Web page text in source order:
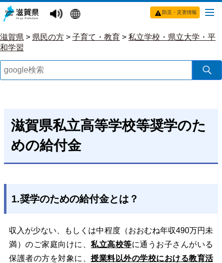
防災・災害情報
滋賀県 > 県民の方 > 子育て・教育 > 私立学校・県立大学・平
和学習
滋賀県私立高等学校等奨学のた
めの給付金
1.奨学のための給付金とは？
収入が少ない、もしくは中程度（おおむね年収490万円未
満）のご家庭向けに、 私立高校等に通うお子さんがいる
保護者の方を対象に、 授業料以外の学校における教育活